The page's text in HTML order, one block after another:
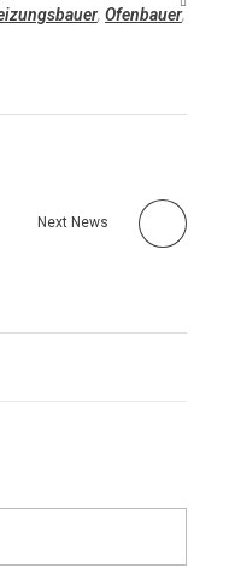
, Ofenbauer,
Next News